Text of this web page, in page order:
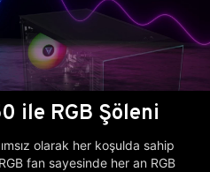
ile RGB Şöleni
olarak her koşulda sahip
fan sayesinde her an RGB